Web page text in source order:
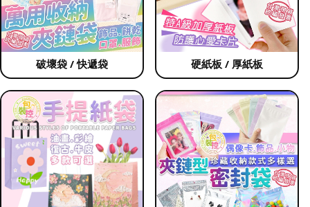
破壞袋 / 快遞袋 硬紙板 / 厚紙板